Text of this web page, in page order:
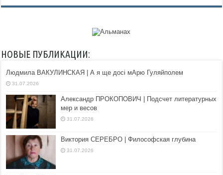
НОВЫЕ ПУБЛИКАЦИИ:
Людмила ВАКУЛИНСКАЯ | А я ще досі мАрю Гуляйполем
31.07.2026
Александр ПРОКОПОВИЧ | Подсчет литературных
мер и весов
31.07.2026
Виктория СЕРЕБРО | Философская глубина
31.07.2026